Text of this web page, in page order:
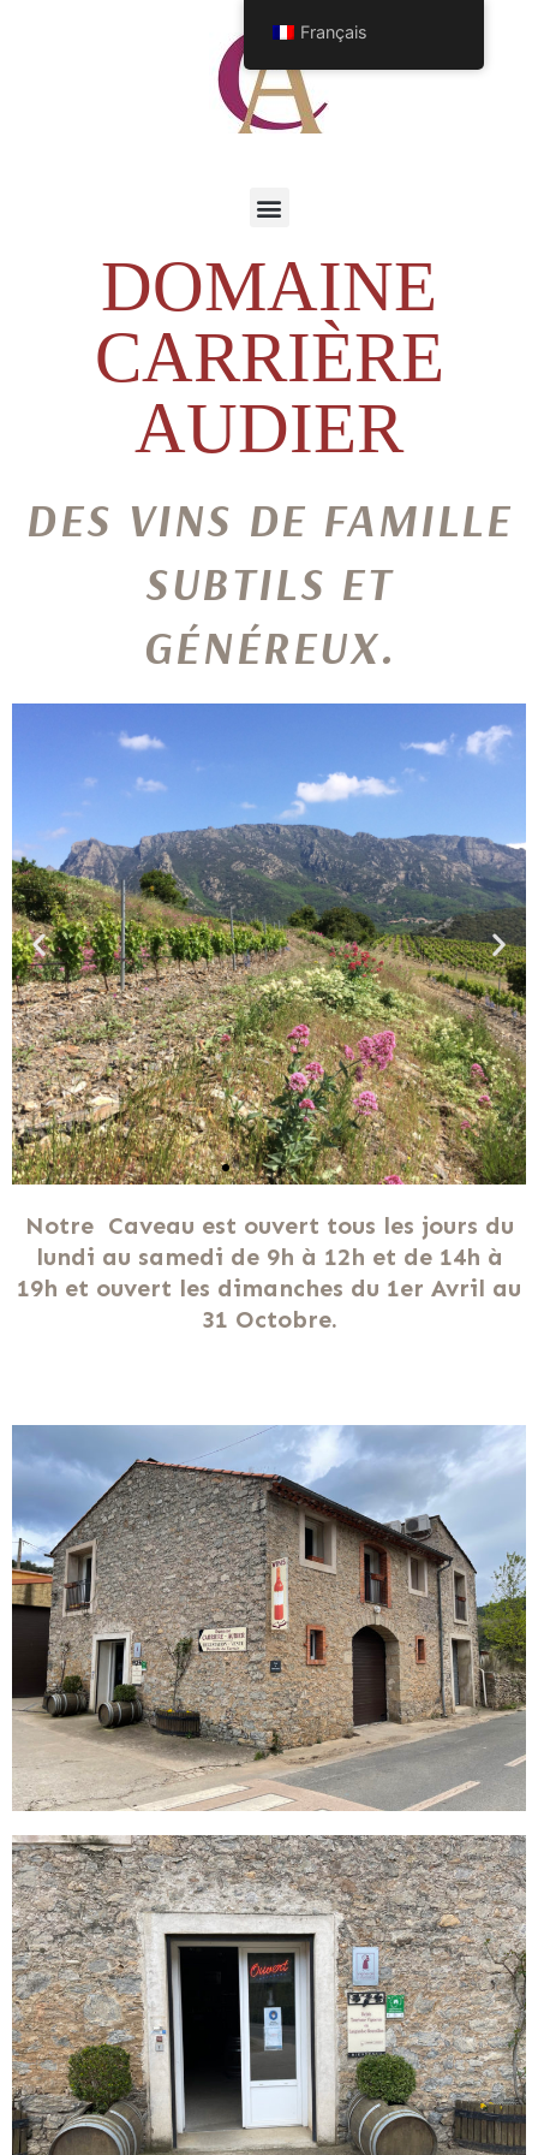
DOMAINE
CARRIÈRE
AUDIER
DES VINS DE FAMILLE
SUBTILS ET
GÉNÉREUX.
Notre Caveau est ouvert tous les jours du
lundi au samedi de 9h à 12h et de 14h à
19h et ouvert les dimanches du 1er Avril au
31 Octobre.
Français